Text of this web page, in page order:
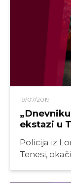
19/07/2019
ekstazi u
Policija iz
Tenesi,